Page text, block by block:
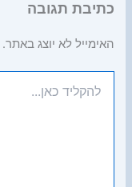
כתיבת תגובה
האימייל לא יוצג באתר.
כאן...